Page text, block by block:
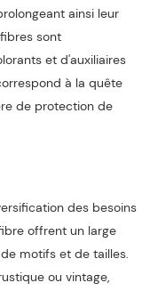
ainsi leur
sont
et d'auxiliaires
à la quête
de protection de
des besoins
offrent un large
motifs et de tailles.
ou vintage,